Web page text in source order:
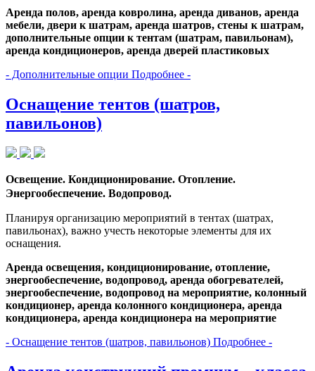
Аренда полов, аренда ковролина, аренда диванов, аренда
мебели, двери к шатрам, аренда шатров, стены к шатрам,
дополнительные опции к тентам (шатрам, павильонам),
аренда кондиционеров, аренда дверей пластиковых
- Дополнительные опции Подробнее -
Оснащение тентов (шатров,
павильонов)
Освещение. Кондиционирование. Отопление.
Энергообеспечение. Водопровод.
Планируя организацию мероприятий в тентах (шатрах,
павильонах), важно учесть некоторые элементы для их
оснащения.
Аренда освещения, кондиционирование, отопление,
энергообеспечение, водопровод, аренда обогревателей,
энергообеспечение, водопровод на мероприятие, колонный
кондиционер, аренда колонного кондиционера, аренда
кондиционера, аренда кондиционера на мероприятие
- Оснащение тентов (шатров, павильонов) Подробнее -